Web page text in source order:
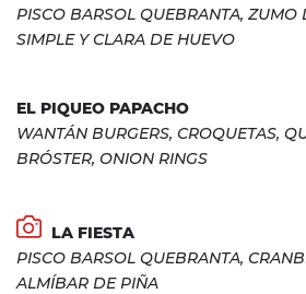
PISCO BARSOL QUEBRANTA, ZUMO
SIMPLE Y CLARA DE HUEVO
EL PIQUEO PAPACHO
WANTÁN BURGERS, CROQUETAS,
BRÓSTER, ONION RINGS
LA FIESTA
PISCO BARSOL QUEBRANTA,
ALMÍBAR DE PIÑA